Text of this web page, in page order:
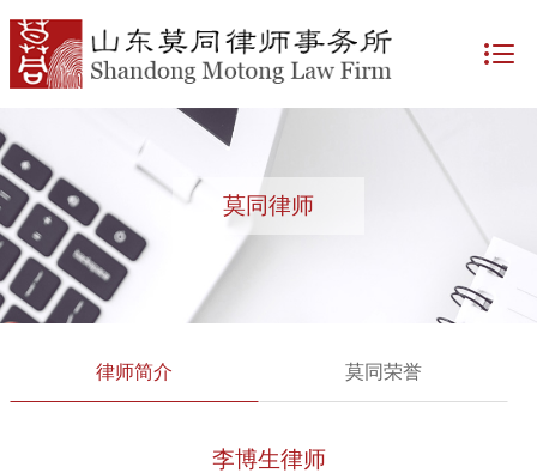
莫同律师
律师简介 莫同荣誉
李博生律师